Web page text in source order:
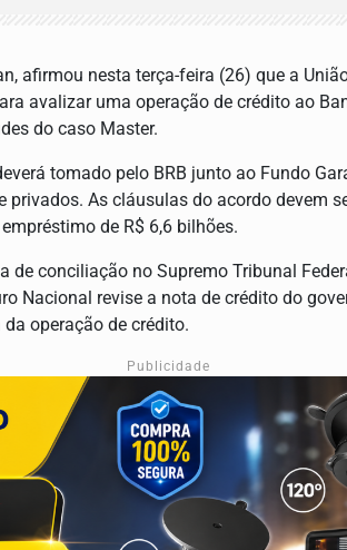
afirmou nesta terça-feira (26) que a
avalizar uma operação de crédito ao
do caso Master.
tomado pelo BRB junto ao Fundo
privados. As cláusulas do acordo devem
de R$ 6,6 bilhões.
de conciliação no Supremo Tribunal
Nacional revise a nota de crédito do
operação de crédito.
Publicidade